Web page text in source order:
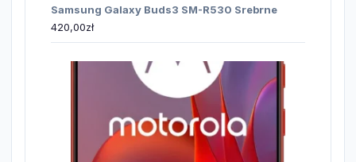
Samsung Galaxy Buds3 SM-R530 Srebrne
420,00zł